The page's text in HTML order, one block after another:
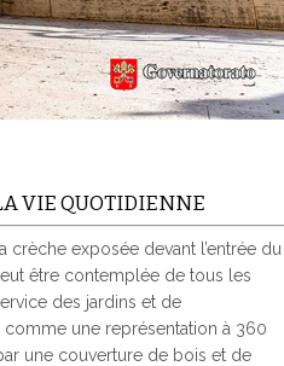
VIE QUOTIDIENNE
crèche exposée devant l’entrée du
être contemplée de tous les
des jardins et de
comme une représentation à 360
une couverture de bois et de